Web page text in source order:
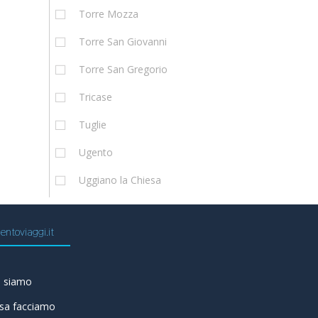
Torre Mozza
Torre San Giovanni
Torre San Gregorio
Tricase
Tuglie
Ugento
Uggiano la Chiesa
siamo
facciamo